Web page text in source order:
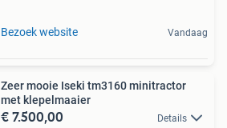
Bezoek website Vandaag
Zeer mooie Iseki tm3160 minitractor
met klepelmaaier
€ 7.500,00 Details